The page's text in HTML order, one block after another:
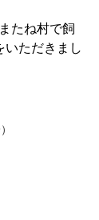
たね村で飼
いただきまし